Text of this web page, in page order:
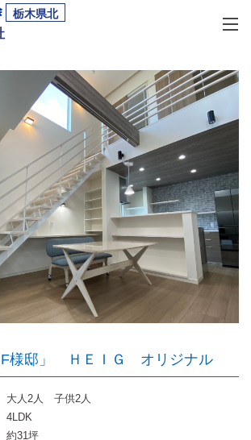
栃木県北
F様邸」 ＨＥＩＧ オリジナル
大人2人 子供2人
4LDK
約31坪